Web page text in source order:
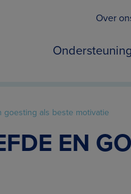
Over
Ondersteuning
goesting als beste motivatie
EN